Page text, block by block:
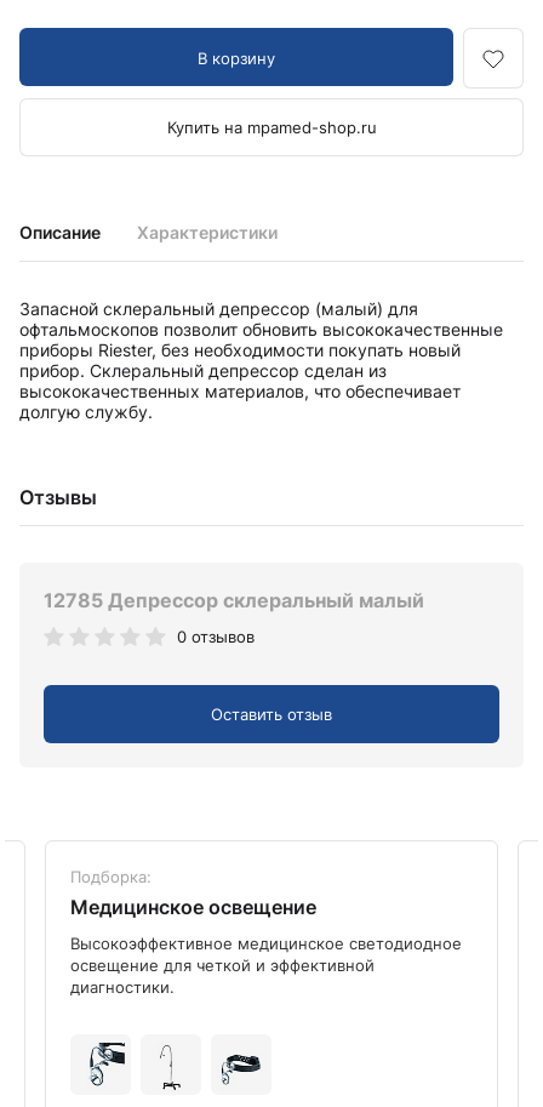
Описание Характеристики
Запасной склеральный депрессор (малый) для
офтальмоскопов позволит обновить высококачественные
приборы Riester, без необходимости покупать новый
прибор. Склеральный депрессор сделан из
высококачественных материалов, что обеспечивает
долгую службу.
Отзывы
12785 Депрессор склеральный малый
0 отзывов
Оставить отзыв
В корзину
Купить на mpamed-shop.ru
Подборка:
Медицинское освещение
Высокоэффективное медицинское светодиодное
освещение для четкой и эффективной
диагностики.